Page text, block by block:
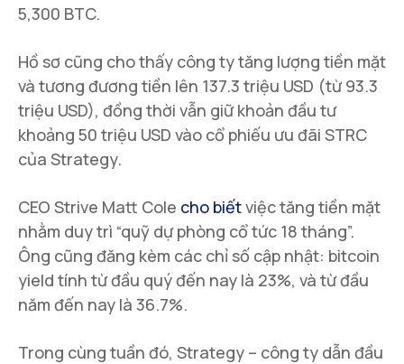
5,300 BTC.
Hồ sơ cũng cho thấy công ty tăng lượng tiền mặt
và tương đương tiền lên 137.3 triệu USD (từ 93.3
triệu USD), đồng thời vẫn giữ khoản đầu tư
khoảng 50 triệu USD vào cổ phiếu ưu đãi STRC
của Strategy.
CEO Strive Matt Cole cho biếtviệc tăng tiền mặt
nhằm duy trì “quỹ dự phòng cổ tức 18 tháng”.
Ông cũng đăng kèm các chỉ số cập nhật: bitcoin
yield tính từ đầu quý đến nay là 23%, và từ đầu
năm đến nay là 36.7%.
Trong cùng tuần đó, Strategy – công ty dẫn đầu